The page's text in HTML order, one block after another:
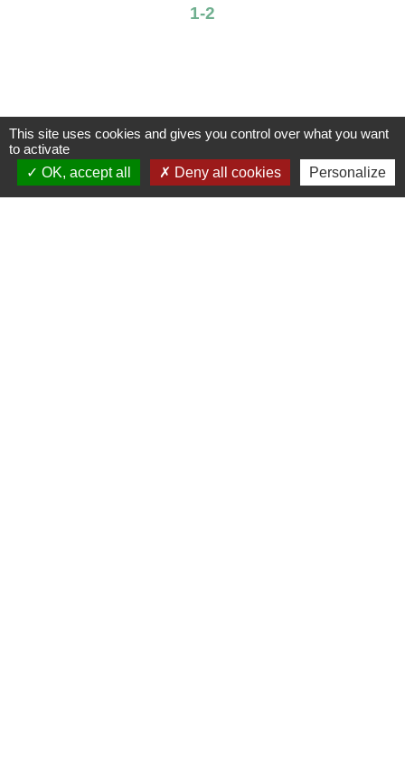
1-2
Edito Voir tout
This site uses cookies and gives you control over what you want
to activate
OK, accept all
Deny all cookies Personalize